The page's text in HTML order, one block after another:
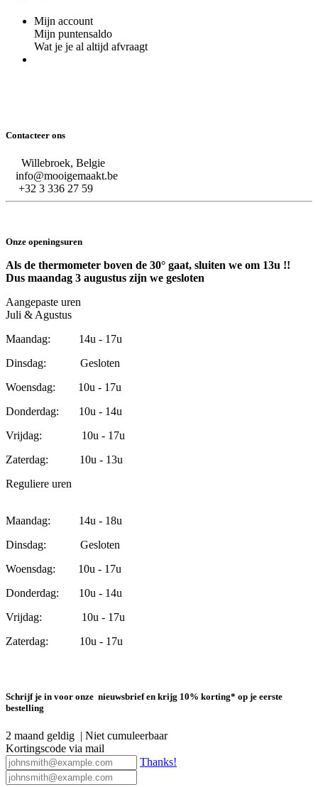
Mijn account
Mijn puntensaldo
Wat je je al altijd afvraagt
Contacteer ons
Willebroek, Belgie
info@mooigemaakt.be
+32 3 336 27 59
Onze openingsuren
Als de thermometer boven de 30° gaat, sluiten we om 13u !!
Dus maandag 3 augustus zijn we gesloten
Aangepaste uren
Juli & Agustus
Maandag: 14u - 17u
Dinsdag: Gesloten
Woensdag: 10u - 17u
Donderdag: 10u - 14u
Vrijdag: 10u - 17u
Zaterdag: 10u - 13u
Reguliere uren
Maandag: 14u - 18u
Dinsdag: Gesloten
Woensdag: 10u - 17u
Donderdag: 10u - 14u
Vrijdag: 10u - 17u
Zaterdag: 10u - 17u
Schrijf je in voor onze nieuwsbrief en krijg 10% korting* op je eerste
bestelling
2 maand geldig | Niet cumuleerbaar
Kortingscode via mail
Thanks!